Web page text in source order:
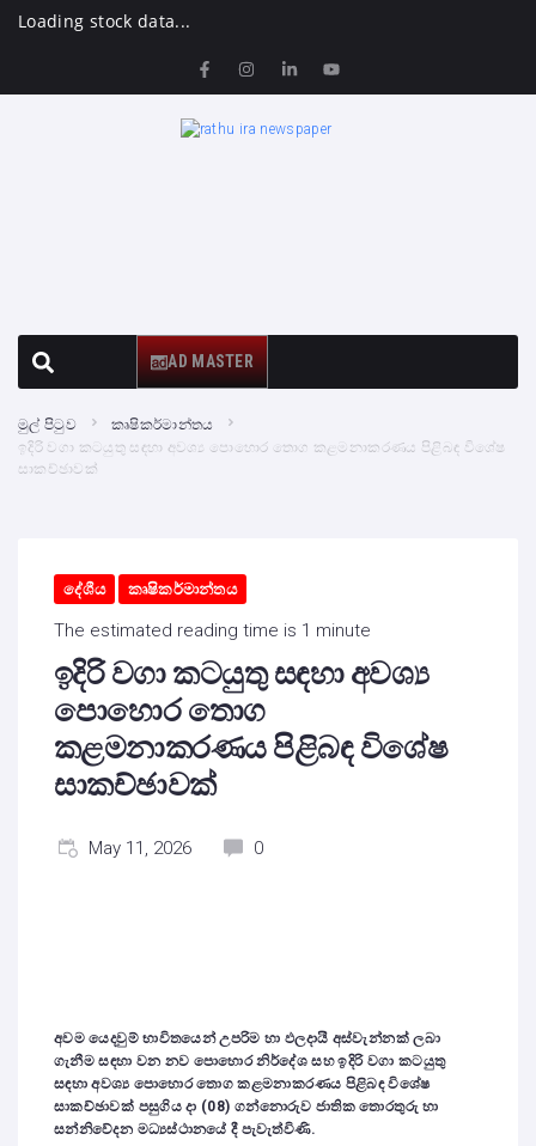
Loading stock data...
AD MASTER
මුල් පිටුව
කෘෂිකර්මාන්තය
ඉදිරි වගා කටයුතු සඳහා අවශ්‍ය පොහොර තොග කළමනාකරණය පිළිබඳ විශේෂ
සාකච්ඡාවක්
දේශීය කෘෂිකර්මාන්තය
The estimated reading time is 1 minute
ඉදිරි වගා කටයුතු සඳහා අවශ්‍ය
පොහොර තොග
කළමනාකරණය පිළිබඳ විශේෂ
සාකච්ඡාවක්
May 11, 2026 0
අවම යෙදවුම් භාවිතයෙන් උපරිම හා ඵලදායී අස්වැන්නක් ලබා
ගැනීම සඳහා වන නව පොහොර නිර්දේශ සහ ඉදිරි වගා කටයුතු
සඳහා අවශ්‍ය පොහොර තොග කළමනාකරණය පිළිබඳ විශේෂ
සාකච්ඡාවක් පසුගිය දා (08) ගන්නොරුව ජාතික තොරතුරු හා
සන්නිවේදන මධ්‍යස්ථානයේ දී පැවැත්විණි.